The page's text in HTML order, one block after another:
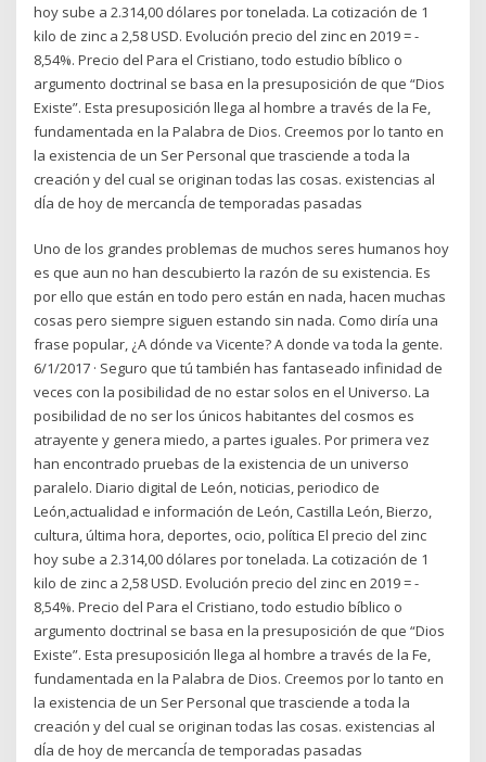
hoy sube a 2.314,00 dólares por tonelada. La cotización de 1
kilo de zinc a 2,58 USD. Evolución precio del zinc en 2019 = -
8,54%. Precio del Para el Cristiano, todo estudio bíblico o
argumento doctrinal se basa en la presuposición de que “Dios
Existe”. Esta presuposición llega al hombre a través de la Fe,
fundamentada en la Palabra de Dios. Creemos por lo tanto en
la existencia de un Ser Personal que trasciende a toda la
creación y del cual se originan todas las cosas. existencias al
dÍa de hoy de mercancÍa de temporadas pasadas
Uno de los grandes problemas de muchos seres humanos hoy
es que aun no han descubierto la razón de su existencia. Es
por ello que están en todo pero están en nada, hacen muchas
cosas pero siempre siguen estando sin nada. Como diría una
frase popular, ¿A dónde va Vicente? A donde va toda la gente.
6/1/2017 · Seguro que tú también has fantaseado infinidad de
veces con la posibilidad de no estar solos en el Universo. La
posibilidad de no ser los únicos habitantes del cosmos es
atrayente y genera miedo, a partes iguales. Por primera vez
han encontrado pruebas de la existencia de un universo
paralelo. Diario digital de León, noticias, periodico de
León,actualidad e información de León, Castilla León, Bierzo,
cultura, última hora, deportes, ocio, política El precio del zinc
hoy sube a 2.314,00 dólares por tonelada. La cotización de 1
kilo de zinc a 2,58 USD. Evolución precio del zinc en 2019 = -
8,54%. Precio del Para el Cristiano, todo estudio bíblico o
argumento doctrinal se basa en la presuposición de que “Dios
Existe”. Esta presuposición llega al hombre a través de la Fe,
fundamentada en la Palabra de Dios. Creemos por lo tanto en
la existencia de un Ser Personal que trasciende a toda la
creación y del cual se originan todas las cosas. existencias al
dÍa de hoy de mercancÍa de temporadas pasadas